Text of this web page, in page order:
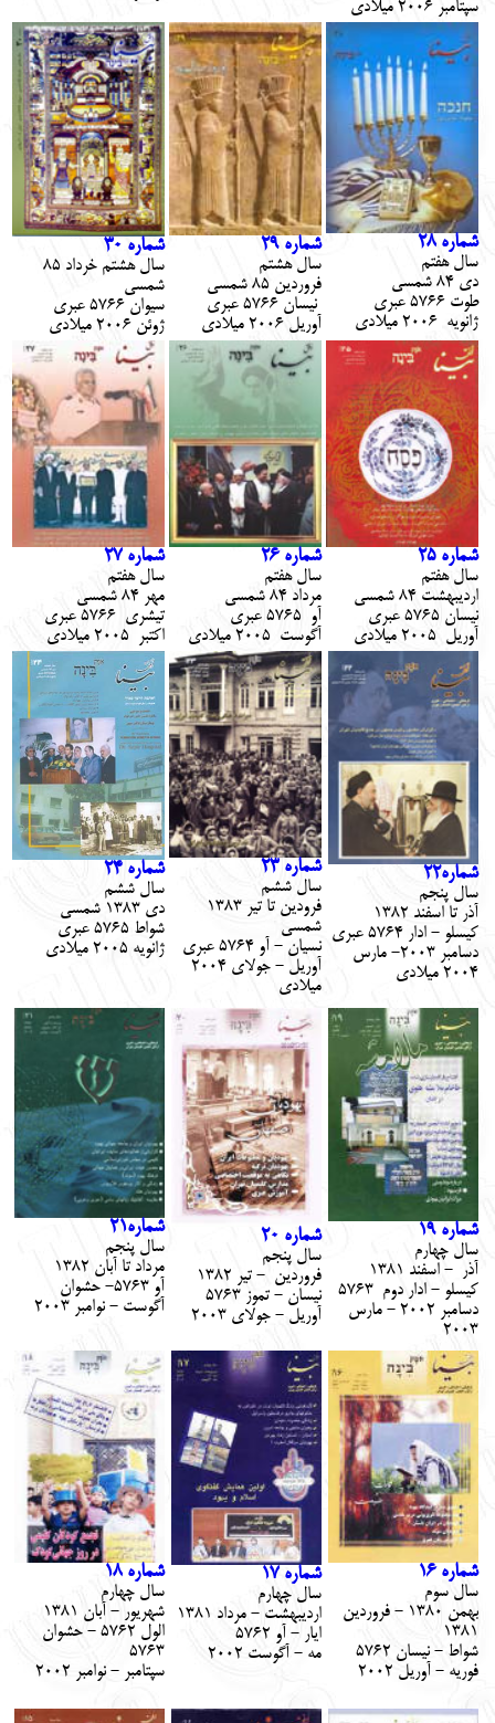
سپتامبر 2006 ميلادي
شماره 28
سال هفتم
دي 84 شمسي
طوت 5766 عبري
ژانويه 2006 ميلادي
شماره 29
سال هشتم
فروردين 85 شمسي
نيسان 5766 عبري
آوريل 2006 ميلادي
شماره 30
سال هشتم خرداد 85
شمسي
سيوان 5766 عبري
ژوئن 2006 ميلادي
شماره 25
سال هفتم
ارديبهشت 84 شمسي
نيسان 5765 عبري
آوريل 2005 ميلادي
شماره 26
سال هفتم
مرداد 84 شمسي
آو 5765 عبري
آگوست 2005 ميلادي
شماره 27
سال هفتم
مهر 84 شمسي
تيشري 5766 عبري
اكتبر 2005 ميلادي
شماره22
سال پنجم
آذر تا اسفند 1382
كيسلو - ادار 5764 عبري
دسامبر 2003- مارس
2004 ميلادي
شماره 23
سال ششم
فرودين تا تير 1383
شمسي
نسيان - آو 5764 عبري
آوريل - جولاي 2004
ميلادي
شماره 24
سال ششم
دي 1383 شمسي
شواط 5765 عبري
ژانويه 2005 ميلادي
شماره 19
سال چهارم
آذر - اسفند 1381
كيسلو - ادار دوم 5763
دسامبر 2002 - مارس
2003
شماره 20
سال پنجم
فروردين - تير 1382
نيسان - تموز
آوريل - جولاي
شماره21
سال پنجم
مرداد تا آبان 1382
آو 5763- حشوان
آگوست - نوامبر 2003
شماره 16
سال سوم
بهمن 1380 - فروردين
1381
شواط - نيسان 5762
فوريه - آوريل 2002
شماره 17
سال چهارم
ارديبهشت - مرداد 1381
ايار - آو 5762
مه - آگوست 2002
شماره 18
سال چهارم
شهريور - آبان 1381
الول 5762 - حشوان
5763
سپتامبر - نوامبر 2002